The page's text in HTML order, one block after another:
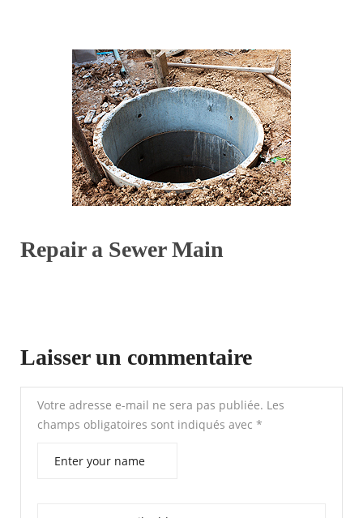
Repair a Sewer Main
Laisser un commentaire
Votre adresse e-mail ne sera pas publiée. Les
champs obligatoires sont indiqués avec *